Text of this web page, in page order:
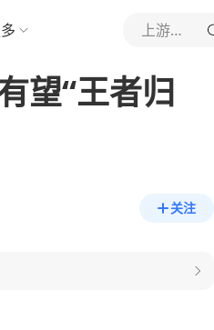
上游新闻
望“王者归
关注